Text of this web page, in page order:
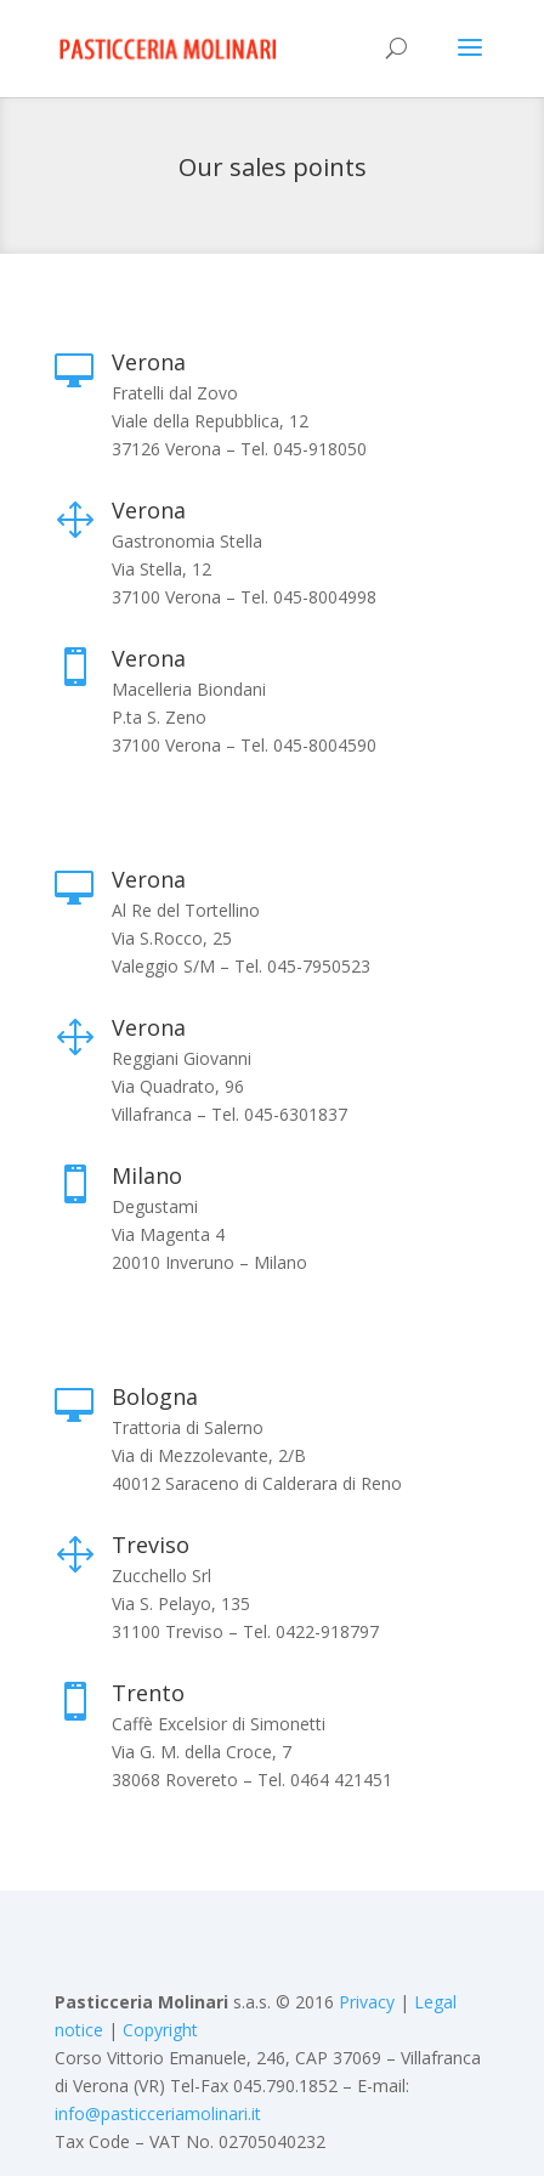
Our sales points
 Verona
Fratelli dal Zovo
Viale della Repubblica, 12
37126 Verona – Tel. 045-918050
1 Verona
Gastronomia Stella
Via Stella, 12
37100 Verona – Tel. 045-8004998
 Verona
Macelleria Biondani
P.ta S. Zeno
37100 Verona – Tel. 045-8004590
 Verona
Al Re del Tortellino
Via S.Rocco, 25
Valeggio S/M – Tel. 045-7950523
1 Verona
Reggiani Giovanni
Via Quadrato, 96
Villafranca – Tel. 045-6301837
 Milano
Degustami
Via Magenta 4
20010 Inveruno – Milano
 Bologna
Trattoria di Salerno
Via di Mezzolevante, 2/B
40012 Saraceno di Calderara di Reno
1 Treviso
Zucchello Srl
Via S. Pelayo, 135
31100 Treviso – Tel. 0422-918797
 Trento
Caffè Excelsior di Simonetti
Via G. M. della Croce, 7
38068 Rovereto – Tel. 0464 421451
Pasticceria Molinari s.a.s. © 2016 Privacy| Legal
notice | Copyright
Corso Vittorio Emanuele, 246, CAP 37069 – Villafranca
di Verona (VR) Tel-Fax 045.790.1852 – E-mail:
info@pasticceriamolinari.it
Tax Code – VAT No. 02705040232